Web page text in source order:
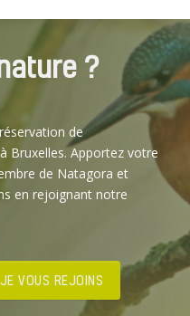
?
de
Bruxelles. Apportez votre
de Natagora et
en rejoignant notre
JE VOUS REJOINS